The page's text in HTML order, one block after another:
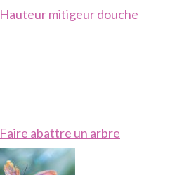
Hauteur mitigeur douche
Faire abattre un arbre